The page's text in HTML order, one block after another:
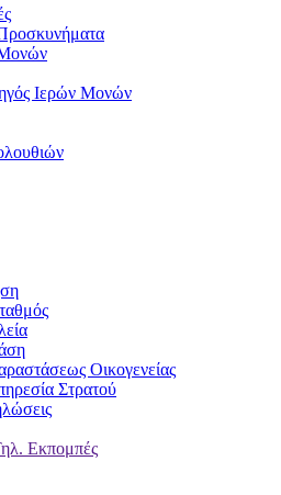
Ιερών Μονών
Οικογενείας
Στρατού
Εκπομπές